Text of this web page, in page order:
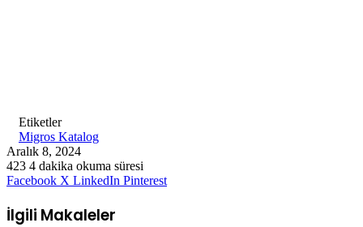
Etiketler
Migros Katalog
Aralık 8, 2024
423 4 dakika okuma süresi
Facebook X LinkedIn Pinterest
İlgili Makaleler